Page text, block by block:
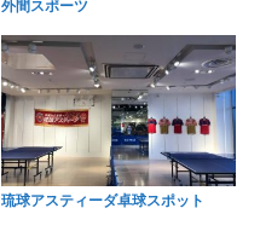
外間スポーツ
琉球アスティーダ卓球スポット